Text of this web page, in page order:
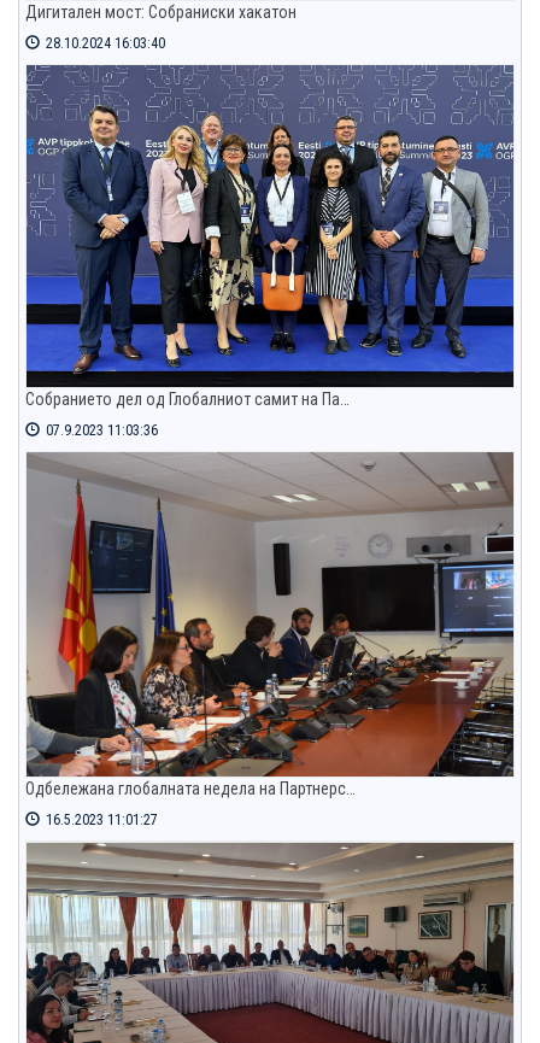
Дигитален мост: Собраниски хакатон
28.10.2024 16:03:40
Собранието дел од Глобалниот самит на Па…
07.9.2023 11:03:36
Одбележана глобалната недела на Партнерс…
16.5.2023 11:01:27